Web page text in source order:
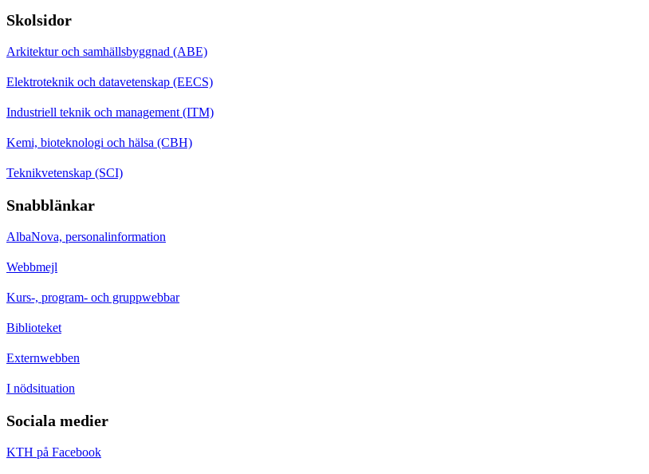
Skolsidor
Arkitektur och samhällsbyggnad (ABE)
Elektroteknik och datavetenskap (EECS)
Industriell teknik och management (ITM)
Kemi, bioteknologi och hälsa (CBH)
Teknikvetenskap (SCI)
Snabblänkar
AlbaNova, personalinformation
Webbmejl
Kurs-, program- och gruppwebbar
Biblioteket
Externwebben
I nödsituation
Sociala medier
KTH på Facebook